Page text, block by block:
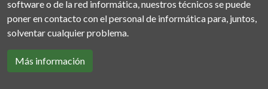
software o de la red informática, nuestros técnicos se puede
poner en contacto con el personal de informática para, juntos,
solventar cualquier problema.
Más información